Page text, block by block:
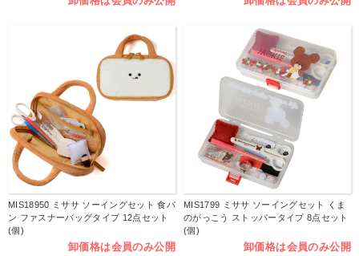
MIS18950 ミササ ソーイングセット 食パ
ン ファスナーバッグタイプ 12点セット
(個)
卸価格は会員のみ公開
MIS1799 ミササ ソーイングセット くま
のがっこう ストッパータイプ 8点セット
(個)
卸価格は会員のみ公開